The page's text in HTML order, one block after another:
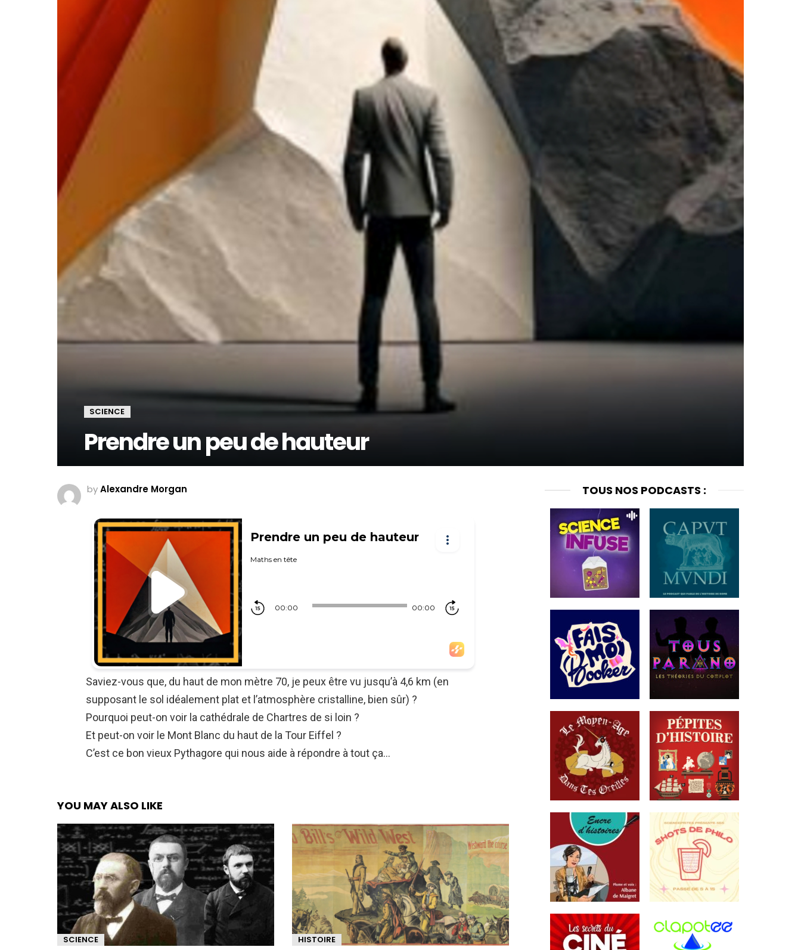
SCIENCE
Prendre un peu de hauteur
byAlexandre Morgan
Saviez-vous que, du haut de mon mètre 70, je peux être vu jusqu’à 4,6 km (en
supposant le sol idéalement plat et l’atmosphère cristalline, bien sûr) ?
Pourquoi peut-on voir la cathédrale de Chartres de si loin ?
Et peut-on voir le Mont Blanc du haut de la Tour Eiffel ?
C’est ce bon vieux Pythagore qui nous aide à répondre à tout ça…
YOU MAY ALSO LIKE
SCIENCE HISTOIRE
TOUS NOS PODCASTS :